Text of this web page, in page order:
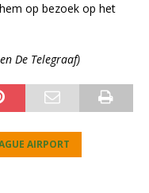
op bezoek op het
De Telegraaf)
AIRPORT